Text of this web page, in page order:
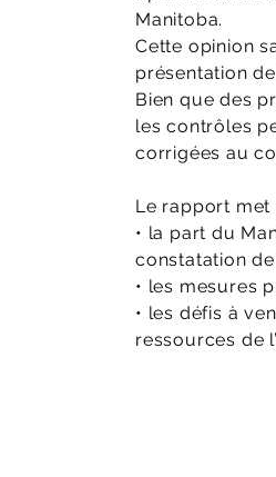
Manitoba.
Cette opinion
présentation
Bien que des
les contrôles
corrigées au
Le rapport met
• la part du
constatation
• les mesures
• les défis à
ressources de